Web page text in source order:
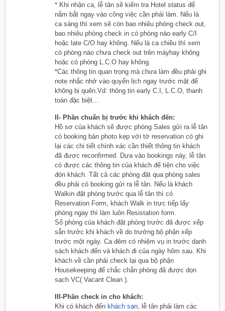
* Khi nhận ca, lễ tân sẽ kiểm tra Hotel status để
nắm bắt ngay vào công việc cần phải làm. Nếu là
ca sáng thì xem sẽ còn bao nhiêu phòng check out,
bao nhiêu phòng check in có phòng nào early C/I
hoặc late C/O hay không. Nếu là ca chiều thì xem
có phòng nào chưa check out trên máyhay không
hoặc có phòng L.C.O hay không.
*Các thông tin quan trọng mà chưa làm đều phải ghi
note nhắc nhở vào quyển lịch ngay trước mặt để
không bị quên.Vd: thông tin early C.I, L.C.O, thanh
toán đặc biệt…
II- Phần chuẩn bị trước khi khách đến:
Hồ sơ của khách sẽ được phòng Sales gửi ra lễ tân
có booking bản photo kẹp với tờ reservation có ghi
lại các chi tiết chính xác cần thiết thông tin khách
đã được reconfirmed. Dựa vào bookings này, lễ tân
có được các thông tin của khách để tiện cho việc
đón khách. Tất cả các phòng đặt qua phòng sales
đều phải có booking gửi ra lễ tân. Nếu là khách
Walkin đặt phòng trước qua lễ tân thì có
Reservation Form, khách Walk in trực tiếp lấy
phòng ngay thì làm luôn Resistation form.
Số phòng của khách đặt phòng trước đã được xếp
sẵn trước khi khách về do trưởng bộ phận xếp
trước một ngày. Ca đêm có nhiệm vụ in trước danh
sách khách đến và khách đi của ngày hôm sau. Khi
khách về cần phải check lại qua bộ phận
Housekeeping để chắc chắn phòng đã được dọn
sạch VC( Vacant Clean ).
III-Phần check in cho khách:
Khi có khách đến khách sạn , lễ tân phải làm các